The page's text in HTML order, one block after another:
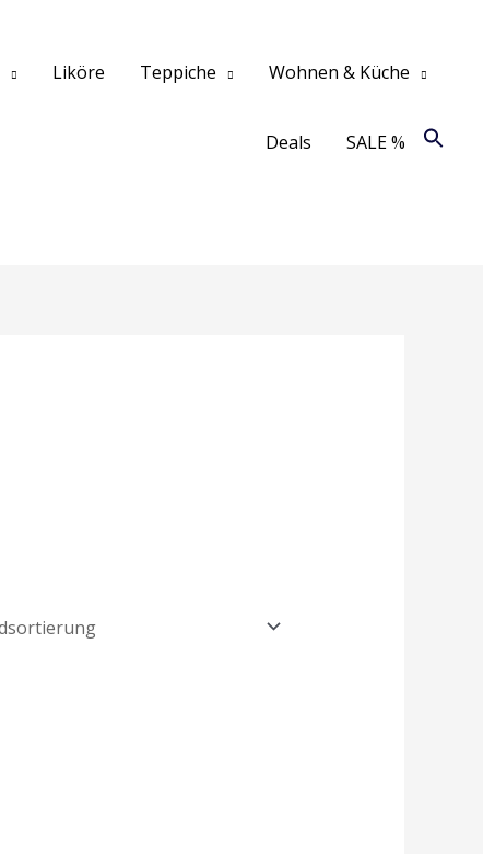
Liköre Teppiche Wohnen & Küche
Deals SALE %